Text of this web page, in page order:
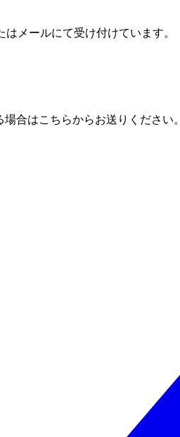
メールにて受け付けています。
合はこちらからお送りください。